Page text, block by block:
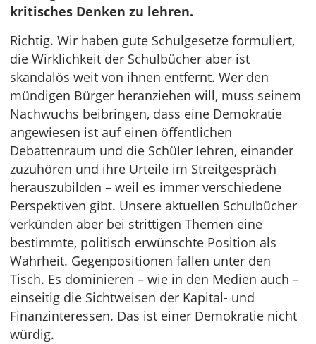
kritisches Denken zu lehren.
Richtig. Wir haben gute Schulgesetze formuliert,
die Wirklichkeit der Schulbücher aber ist
skandalös weit von ihnen entfernt. Wer den
mündigen Bürger heranziehen will, muss seinem
Nachwuchs beibringen, dass eine Demokratie
angewiesen ist auf einen öffentlichen
Debattenraum und die Schüler lehren, einander
zuzuhören und ihre Urteile im Streitgespräch
herauszubilden – weil es immer verschiedene
Perspektiven gibt. Unsere aktuellen Schulbücher
verkünden aber bei strittigen Themen eine
bestimmte, politisch erwünschte Position als
Wahrheit. Gegenpositionen fallen unter den
Tisch. Es dominieren – wie in den Medien auch –
einseitig die Sichtweisen der Kapital- und
Finanzinteressen. Das ist einer Demokratie nicht
würdig.